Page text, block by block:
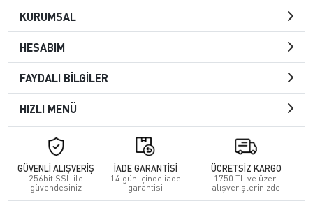
KURUMSAL
HESABIM
FAYDALI BİLGİLER
HIZLI MENÜ
GÜVENLİ ALIŞVERİŞ
256bit SSL ile
güvendesiniz
İADE GARANTİSİ
14 gün içinde iade
garantisi
ÜCRETSİZ KARGO
1750 TL ve üzeri
alışverişlerinizde